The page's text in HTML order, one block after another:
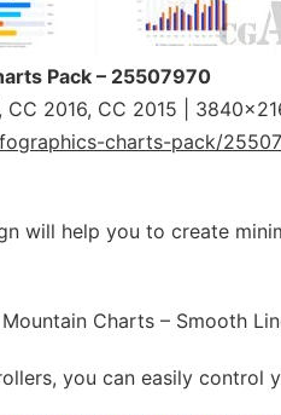
Pack – 25507970
CC 2016, CC 2015 |
charts-pack/
will help you to create
Charts – Smooth
you can easily control